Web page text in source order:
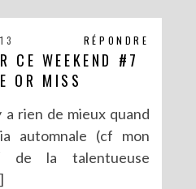
RÉPONDRE
CE WEEKEND #7
OR MISS
a rien de mieux quand
automnale (cf mon
de la talentueuse